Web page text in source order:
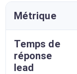
Métrique
Temps de
réponse
lead